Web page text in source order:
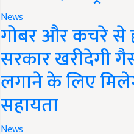
News
गोबर और कचरे से
सरकार खरीदेगी
लगाने के लिए
सहायता
News